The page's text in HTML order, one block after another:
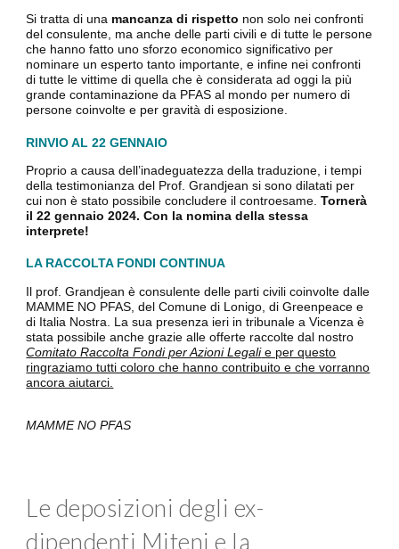
Si tratta di una mancanza di rispetto non solo nei confronti
del consulente, ma anche delle parti civili e di tutte le persone
che hanno fatto uno sforzo economico significativo per
nominare un esperto tanto importante, e infine nei confronti
di tutte le vittime di quella che è considerata ad oggi la più
grande contaminazione da PFAS al mondo per numero di
persone coinvolte e per gravità di esposizione.
RINVIO AL 22 GENNAIO
Proprio a causa dell’inadeguatezza della traduzione, i tempi
della testimonianza del Prof. Grandjean si sono dilatati per
cui non è stato possibile concludere il controesame.Tornerà
il 22 gennaio 2024. Con la nomina della stessa
interprete!
LA RACCOLTA FONDI CONTINUA
Il prof. Grandjean è consulente delle parti civili coinvolte dalle
MAMME NO PFAS, del Comune di Lonigo, di Greenpeace e
di Italia Nostra. La sua presenza ieri in tribunale a Vicenza è
stata possibile anche grazie alle offerte raccolte dal nostro
Comitato Raccolta Fondi per Azioni Legali​e per questo
ringraziamo tutti coloro che hanno contribuito e che vorranno
ancora aiutarci.
MAMME NO PFAS
Le deposizioni degli ex-
dipendenti Miteni e la